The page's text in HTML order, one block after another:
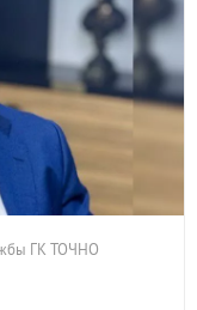
ГК ТОЧНО